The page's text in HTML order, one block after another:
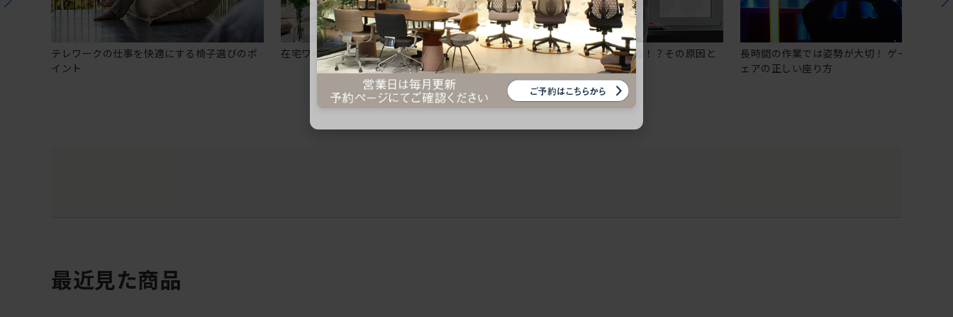
テレワークの仕事を快適にする椅子選びのポ
イント
在宅ワークにおすすめのオフィスチェア5選
椅子に座っているのに疲れる！？その原因と
疲れにくいチェアの選び方
長時間の作業では姿勢が大切！ ゲーミングチ
ェアの正しい座り方
最近見た商品